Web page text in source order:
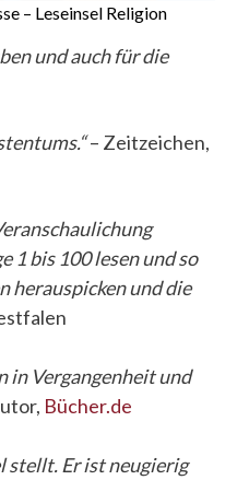
– Leseinsel Religion
und auch für die
– Zeitzeichen,
1 bis 100 lesen und so
herauspicken und die
in Vergangenheit und
Bücher.de
stellt. Er ist neugierig